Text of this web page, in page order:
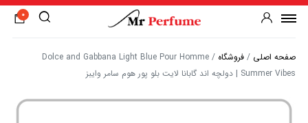
0
صفحه اصلی / فروشگاه /
Dolce and Gabbana Light Blue Pour Homme
Summer Vibes | دولچه اند گابانا لایت بلو پور هوم سامر وایبز